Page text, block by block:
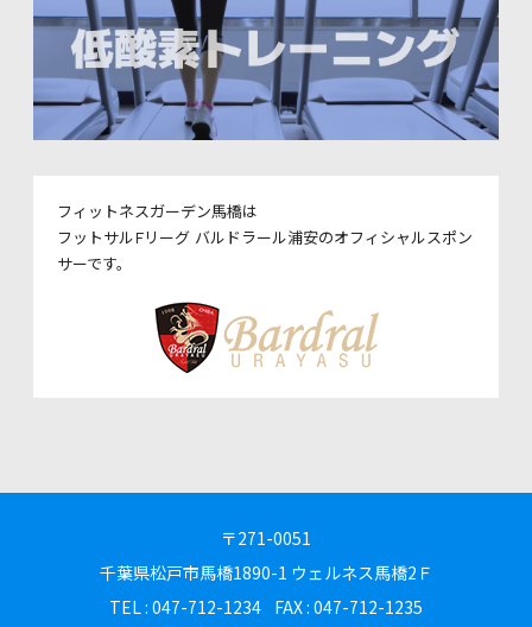
フィットネスガーデン馬橋は
フットサルFリーグ バルドラール浦安のオフィシャルスポン
サーです。
〒271-0051
千葉県松戸市馬橋1890-1 ウェルネス馬橋2Ｆ
TEL : 047-712-1234
FAX : 047-712-1235